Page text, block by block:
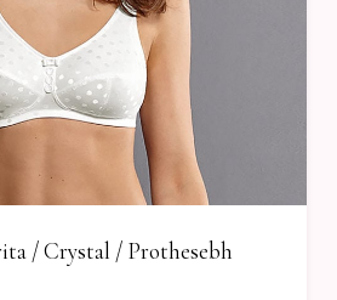
/ Crystal / Prothesebh